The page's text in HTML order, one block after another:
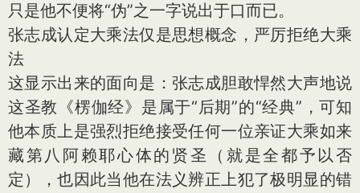
只是他不便将“伪”之一字说出于口而已。
张志成认定大乘法仅是思想概念，严厉拒绝大乘
法
这显示出来的面向是：张志成胆敢悍然大声地说
这圣教《楞伽经》是属于“后期”的“经典”，可知
他本质上是强烈拒绝接受任何一位亲证大乘如来
藏第八阿赖耶心体的贤圣（就是全都予以否
定），也因此当他在法义辨正上犯了极明显的错